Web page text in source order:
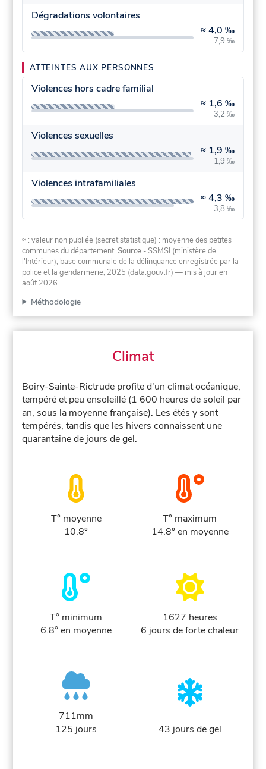
Dégradations volontaires
≈4,0 ‰
7,9 ‰
ATTEINTES AUX PERSONNES
Violences hors cadre familial
≈ 1,6 ‰
3,2 ‰
Violences sexuelles
≈ 1,9 ‰
1,9 ‰
Violences intrafamiliales
≈4,3 ‰
3,8 ‰
≈ : valeur non publiée (secret statistique) : moyenne des petites
communes du département.Source - SSMSI (ministère de
l'Intérieur), base communale de la délinquance enregistrée par la
police et la gendarmerie, 2025 (data.gouv.fr) — mis à jour en
août 2026.
Méthodologie
Climat
Boiry-Sainte-Rictrude profite d'un climat océanique,
tempéré et peu ensoleillé (1 600 heures de soleil par
an, sous la moyenne française). Les étés y sont
tempérés, tandis que les hivers connaissent une
quarantaine de jours de gel.
T° moyenne
10.8°
T° maximum
14.8° en moyenne
T° minimum
6.8° en moyenne
1627 heures
6 jours de forte chaleur
711mm
125 jours
43 jours de gel